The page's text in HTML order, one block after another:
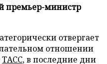
премьер-министр
отвергает
отношении
ТАСС, в последние дни